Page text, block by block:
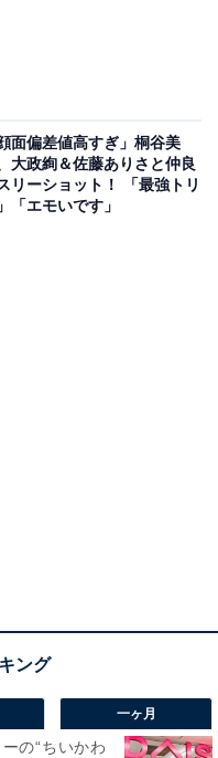
顔面偏差値高すぎ」桐谷美
大政絢＆佐藤ありさと仲良
リーショット！ 「最強トリ
「エモいです」
一ヶ月
の“ちいかわ